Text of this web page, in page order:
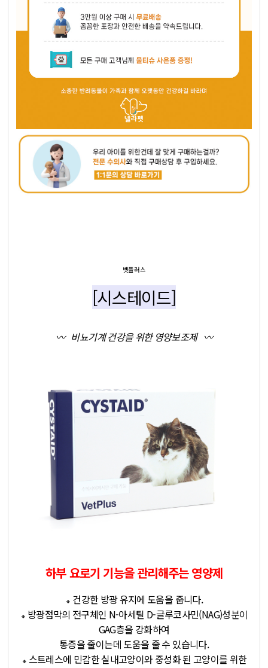
벳플러스
[시스테이드]
〰️ 비뇨기계 건강을 위한 영양보조제 〰️
하부 요로기 기능을 관리해주는 영양제
🔸 건강한 방광 유지에 도움을 줍니다.
🔸 방광점막의 전구체인 N-아세틸 D-글루코사민(NAG)성분이
GAG층을 강화하여
통증을 줄이는데 도움을 줄 수 있습니다.
🔸 스트레스에 민감한 실내고양이와 중성화 된 고양이를 위한